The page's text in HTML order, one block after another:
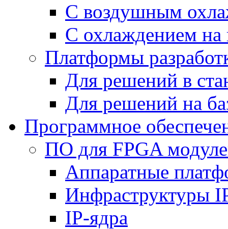
С воздушным
С охлаждением на
Платформы
Для решений в
Для решений на
Программное
ПО для FPGA
Аппаратные
Инфраструктуры
IP-ядра